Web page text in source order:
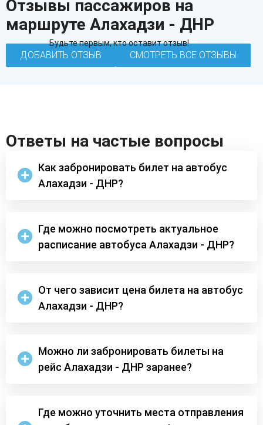
Отзывы пассажиров на
маршруте Алахадзи - ДНР
Будьте первым, кто оставит отзыв!
ДОБАВИТЬ ОТЗЫВ СМОТРЕТЬ ВСЕ ОТЗЫВЫ
Ответы на частые вопросы
Как забронировать билет на автобус
Алахадзи - ДНР?
Где можно посмотреть актуальное
расписание автобуса Алахадзи - ДНР?
От чего зависит цена билета на автобус
Алахадзи - ДНР?
Можно ли забронировать билеты на
рейс Алахадзи - ДНР заранее?
Где можно уточнить места отправления